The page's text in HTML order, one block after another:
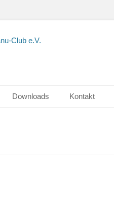
Downloads Kontakt